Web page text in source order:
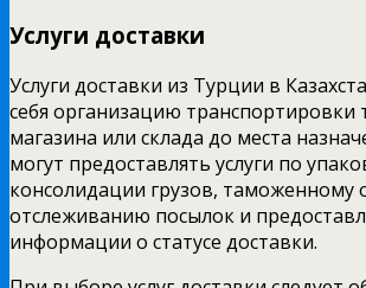
Услуги доставки
Услуги доставки из Турции в
себя организацию транспортировки
магазина или склада до места
могут предоставлять услуги по
консолидации грузов,
отслеживанию посылок и
информации о статусе доставки.